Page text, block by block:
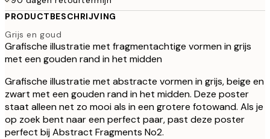
PRODUCTBESCHRIJVING
Grijs en goud
Grafische illustratie met fragmentachtige vormen in grijs
met een gouden rand in het midden
Grafische illustratie met abstracte vormen in grijs, beige en
zwart met een gouden rand in het midden. Deze poster
staat alleen net zo mooi als in een grotere fotowand. Als je
op zoek bent naar een perfect paar, past deze poster
perfect bij Abstract Fragments No2.